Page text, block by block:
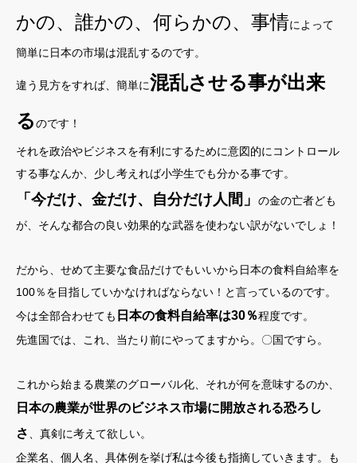
かの、誰かの、何らかの、事情によって
簡単に日本の市場は混乱するのです。
違う見方をすれば、簡単に混乱させる事が出来
るのです！
それを政治やビジネスを有利にするために意図的にコントロール
する事なんか、少し考えれば小学生でも分かる事です。
「今だけ、金だけ、自分だけ人間」
の金の亡者ども
が、そんな都合の良い効果的な武器を使わない訳がないでしょ！
だから、せめて主要な食品だけでもいいから日本の食料自給率を
100％を目指していかなければならない！と言っているのです。
今は全部合わせても 日本の食料自給率は30％程度です。
先進国では、これ、当たり前にやってますから。〇国ですら。
これから始まる農業のグローバル化、それが何を意味するのか、
日本の農業が世界のビジネス市場に開放される恐ろし
さ
、真剣に考えて欲しい。
企業名、個人名、具体例を挙げ私は今後も指摘していきます。も